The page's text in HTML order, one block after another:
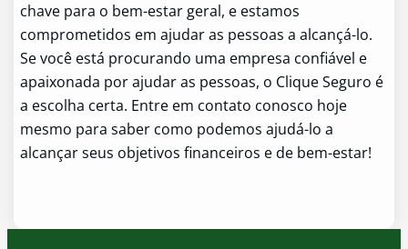
chave para o bem-estar geral, e estamos
comprometidos em ajudar as pessoas a alcançá-lo.
Se você está procurando uma empresa confiável e
apaixonada por ajudar as pessoas, o Clique Seguro é
a escolha certa. Entre em contato conosco hoje
mesmo para saber como podemos ajudá-lo a
alcançar seus objetivos financeiros e de bem-estar!